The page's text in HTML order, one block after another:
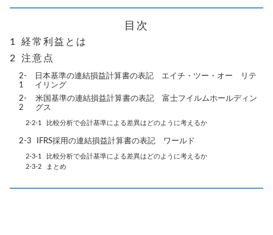
目次
経常利益とは
注意点
日本基準の連結損益計算書の表記 エイチ・ツー・オー リテ
イリング
米国基準の連結損益計算書の表記 富士フイルムホールディン
グス
比較分析で会計基準による差異はどのように考えるか
IFRS採用の連結損益計算書の表記 ワールド
比較分析で会計基準による差異はどのように考えるか
まとめ